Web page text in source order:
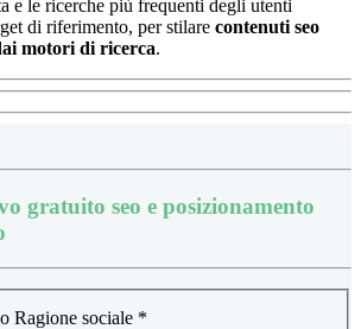
e le ricerche più frequenti degli utenti
di riferimento, per stilare contenuti seo
motori di ricerca.
gratuito seo e posizionamento
Ragione sociale *